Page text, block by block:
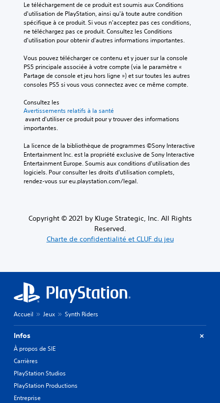
Le téléchargement de ce produit est soumis aux Conditions
d'utilisation de PlayStation, ainsi qu'à toute autre condition
spécifique à ce produit. Si vous n'acceptez pas ces conditions,
ne téléchargez pas ce produit. Consultez les Conditions
d'utilisation pour obtenir d'autres informations importantes.
Vous pouvez télécharger ce contenu et y jouer sur la console
PS5 principale associée à votre compte (via le paramètre «
Partage de console et jeu hors ligne ») et sur toutes les autres
consoles PS5 si vous vous connectez avec ce même compte.
Consultez les
Avertissements relatifs à la santé
importantes.
La licence de la bibliothèque de programmes ©Sony Interactive
Entertainment Inc. est la propriété exclusive de Sony Interactive
Entertainment Europe. Soumis aux conditions d’utilisation des
logiciels. Pour consulter les droits d’utilisation complets,
rendez-vous sur eu.playstation.com/legal.
Copyright © 2021 by Kluge Strategic, Inc. All Rights
Reserved.
Charte de confidentialité et CLUF du jeu
Accueil Jeux Synth Riders
Infos
À propos de SIE
Carrières
PlayStation Studios
PlayStation Productions
Entreprise